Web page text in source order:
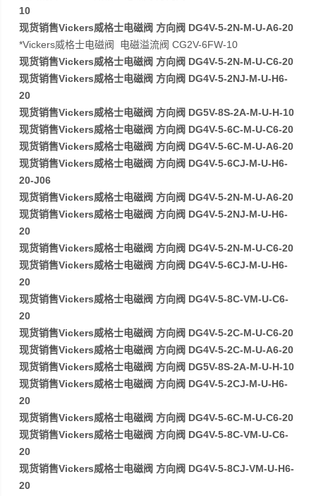
10
现货销售Vickers威格士电磁阀 方向阀 DG4V-5-2N-M-U-A6-20
*Vickers威格士电磁阀 电磁溢流阀 CG2V-6FW-10
现货销售Vickers威格士电磁阀 方向阀 DG4V-5-2N-M-U-C6-20
现货销售Vickers威格士电磁阀 方向阀 DG4V-5-2NJ-M-U-H6-
20
现货销售Vickers威格士电磁阀 方向阀 DG5V-8S-2A-M-U-H-10
现货销售Vickers威格士电磁阀 方向阀 DG4V-5-6C-M-U-C6-20
现货销售Vickers威格士电磁阀 方向阀 DG4V-5-6C-M-U-A6-20
现货销售Vickers威格士电磁阀 方向阀 DG4V-5-6CJ-M-U-H6-
20-J06
现货销售Vickers威格士电磁阀 方向阀 DG4V-5-2N-M-U-A6-20
现货销售Vickers威格士电磁阀 方向阀 DG4V-5-2NJ-M-U-H6-
20
现货销售Vickers威格士电磁阀 方向阀 DG4V-5-2N-M-U-C6-20
现货销售Vickers威格士电磁阀 方向阀 DG4V-5-6CJ-M-U-H6-
20
现货销售Vickers威格士电磁阀 方向阀 DG4V-5-8C-VM-U-C6-
20
现货销售Vickers威格士电磁阀 方向阀 DG4V-5-2C-M-U-C6-20
现货销售Vickers威格士电磁阀 方向阀 DG4V-5-2C-M-U-A6-20
现货销售Vickers威格士电磁阀 方向阀 DG5V-8S-2A-M-U-H-10
现货销售Vickers威格士电磁阀 方向阀 DG4V-5-2CJ-M-U-H6-
20
现货销售Vickers威格士电磁阀 方向阀 DG4V-5-6C-M-U-C6-20
现货销售Vickers威格士电磁阀 方向阀 DG4V-5-8C-VM-U-C6-
20
现货销售Vickers威格士电磁阀 方向阀 DG4V-5-8CJ-VM-U-H6-
20